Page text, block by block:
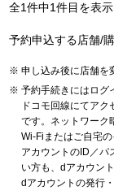
全1件中1件目を表
予約申込する店舗/
申し込み後に店舗を
予約手続きにはログ
ドコモ回線にてア
です。ネットワーク
Wi-Fiまたはご自宅
アカウントのID／パ
い方も、dアカウン
dアカウントの発行